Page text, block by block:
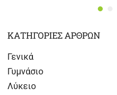
ΚΑΤΗΓΟΡΙΕΣ ΑΡΘΡΩΝ
Γενικά
Γυμνάσιο
Λύκειο